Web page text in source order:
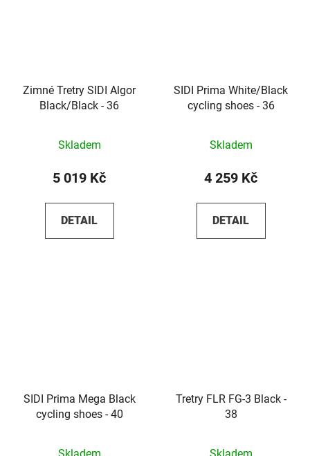
Zimné Tretry SIDI Algor
Black/Black - 36
Skladem
5 019 Kč
DETAIL
SIDI Prima White/Black
cycling shoes - 36
Skladem
4 259 Kč
DETAIL
SIDI Prima Mega Black
cycling shoes - 40
Tretry FLR FG-3 Black -
38